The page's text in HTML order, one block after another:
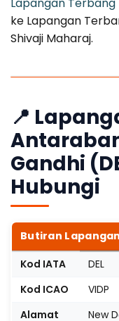
ke Lapangan
Shivaji Maharaj.
📍
Gandhi
Hubungi
Butiran
Kod IATA
DEL
Kod ICAO
VIDP
Alamat
New